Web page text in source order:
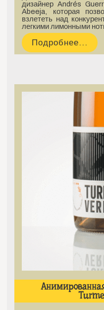
дизайнер Andrés
Abeeja, которая
взлететь над
легкими лимонными
Подробнее...